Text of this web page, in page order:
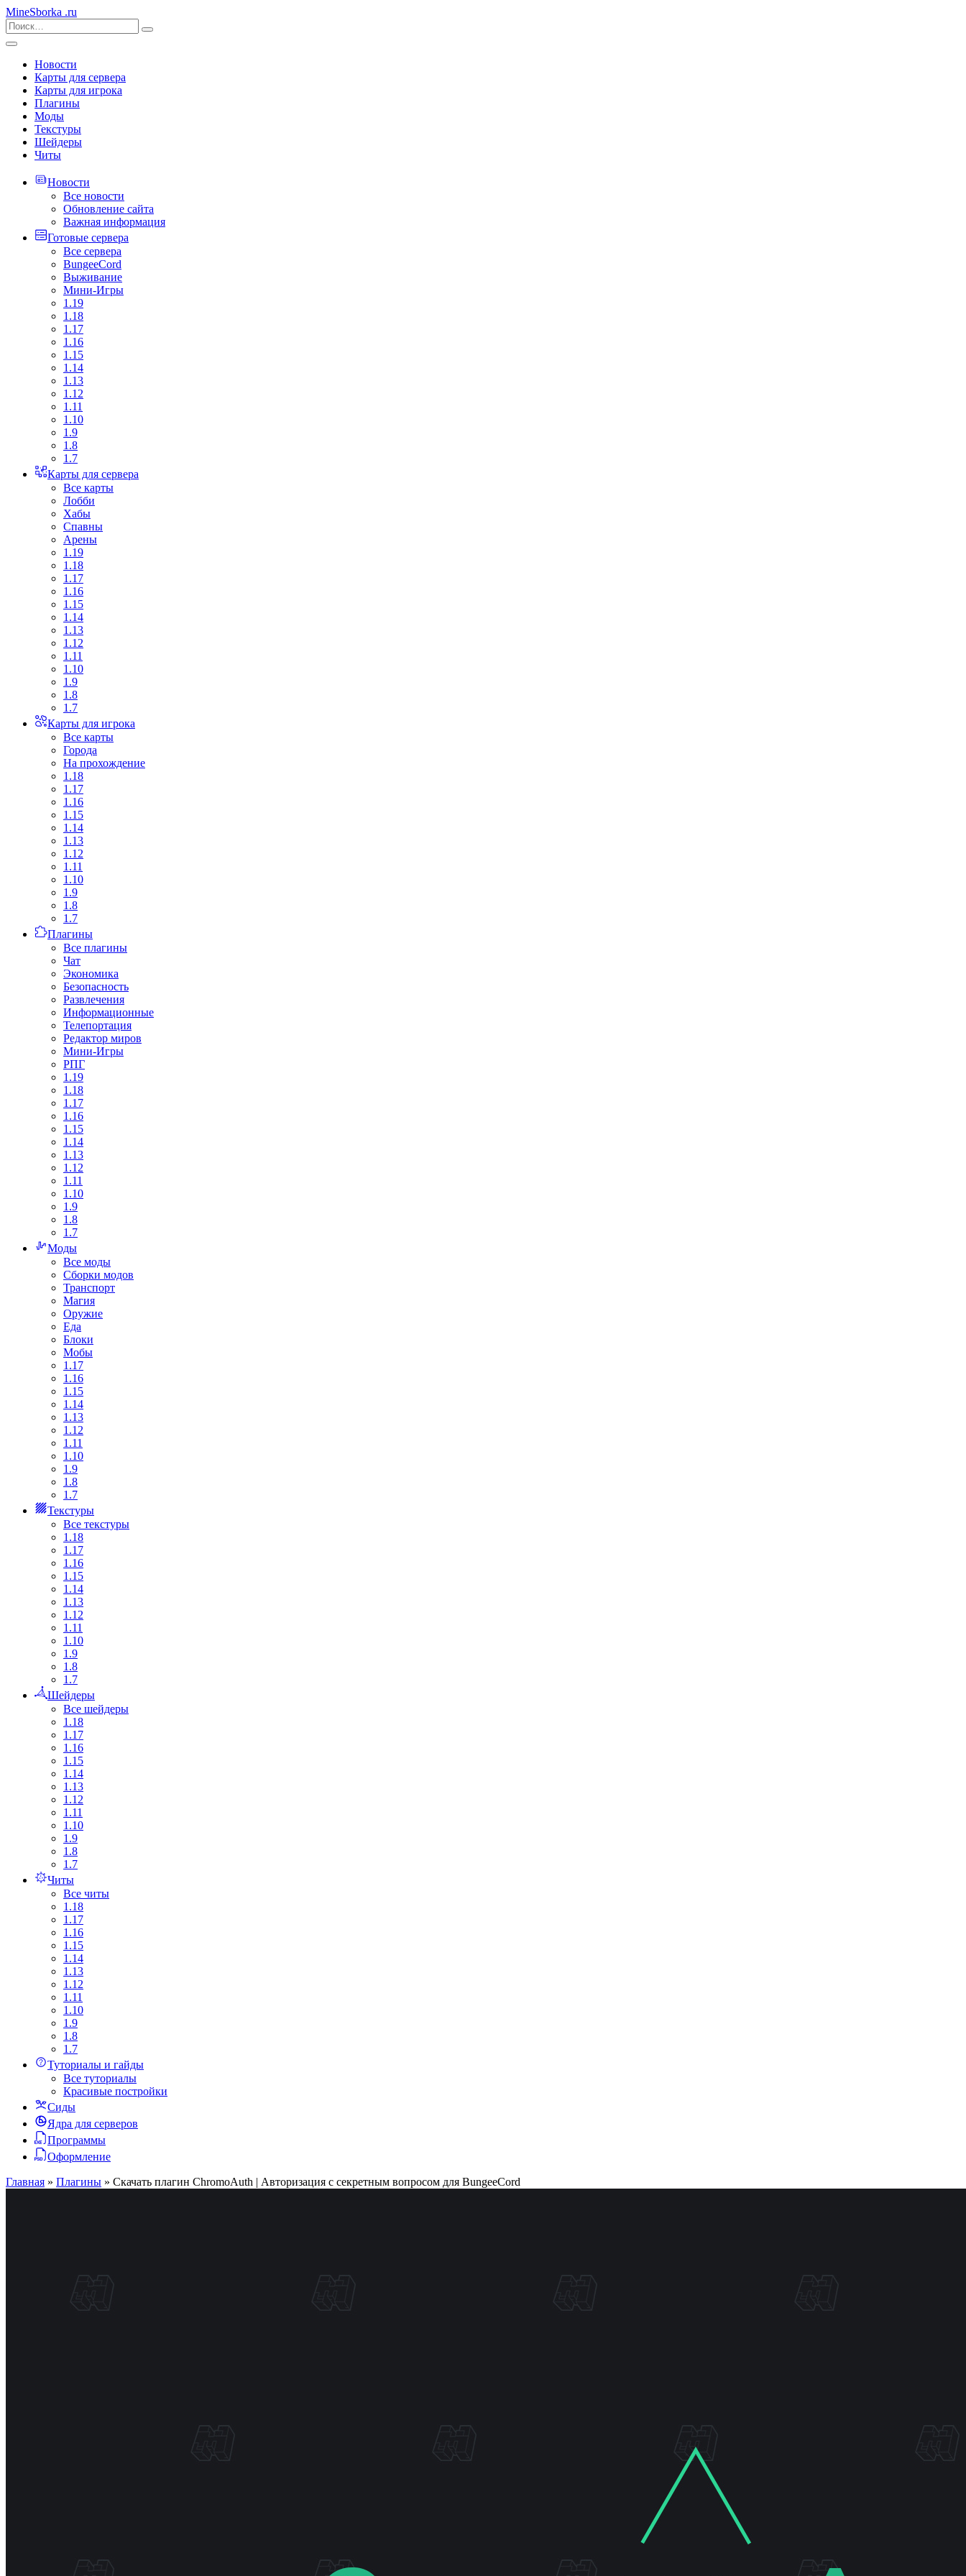
MineSborka .ru
Новости
Карты для сервера
Карты для игрока
Плагины
Моды
Текстуры
Шейдеры
Читы
Новости
Все новости
Обновление сайта
Важная информация
Готовые сервера
Все сервера
BungeeCord
Выживание
Мини-Игры
1.19
1.18
1.17
1.16
1.15
1.14
1.13
1.12
1.11
1.10
1.9
1.8
1.7
Карты для сервера
Все карты
Лобби
Хабы
Спавны
Арены
1.19
1.18
1.17
1.16
1.15
1.14
1.13
1.12
1.11
1.10
1.9
1.8
1.7
Карты для игрока
Все карты
Города
На прохождение
1.18
1.17
1.16
1.15
1.14
1.13
1.12
1.11
1.10
1.9
1.8
1.7
Плагины
Все плагины
Чат
Экономика
Безопасность
Развлечения
Информационные
Телепортация
Редактор миров
Мини-Игры
РПГ
1.19
1.18
1.17
1.16
1.15
1.14
1.13
1.12
1.11
1.10
1.9
1.8
1.7
Моды
Все моды
Сборки модов
Транспорт
Магия
Оружие
Еда
Блоки
Мобы
1.17
1.16
1.15
1.14
1.13
1.12
1.11
1.10
1.9
1.8
1.7
Текстуры
Все текстуры
1.18
1.17
1.16
1.15
1.14
1.13
1.12
1.11
1.10
1.9
1.8
1.7
Шейдеры
Все шейдеры
1.18
1.17
1.16
1.15
1.14
1.13
1.12
1.11
1.10
1.9
1.8
1.7
Читы
Все читы
1.18
1.17
1.16
1.15
1.14
1.13
1.12
1.11
1.10
1.9
1.8
1.7
Туториалы и гайды
Все туториалы
Красивые постройки
Сиды
Ядра для серверов
Программы
Оформление
Главная » Плагины » Скачать плагин ChromoAuth | Авторизация с секретным вопросом для BungeeCord